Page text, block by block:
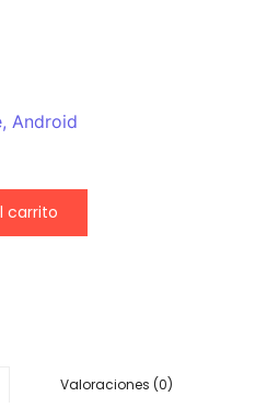
Android
carrito
Valoraciones (0)